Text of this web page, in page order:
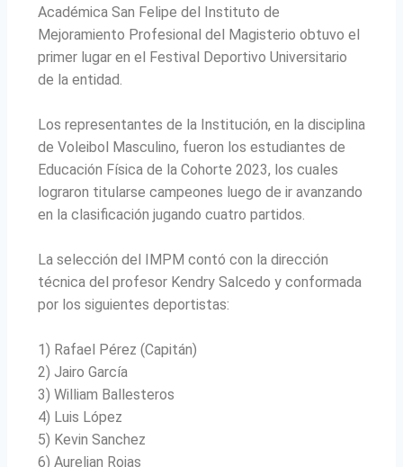
Académica San Felipe del Instituto de
Mejoramiento Profesional del Magisterio obtuvo el
primer lugar en el Festival Deportivo Universitario
de la entidad.
Los representantes de la Institución, en la disciplina
de Voleibol Masculino, fueron los estudiantes de
Educación Física de la Cohorte 2023, los cuales
lograron titularse campeones luego de ir avanzando
en la clasificación jugando cuatro partidos.
La selección del IMPM contó con la dirección
técnica del profesor Kendry Salcedo y conformada
por los siguientes deportistas:
1) Rafael Pérez (Capitán)
2) Jairo García
3) William Ballesteros
4) Luis López
5) Kevin Sanchez
6) Aurelian Rojas